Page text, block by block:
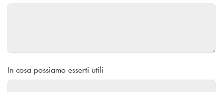
In cosa possiamo esserti utili